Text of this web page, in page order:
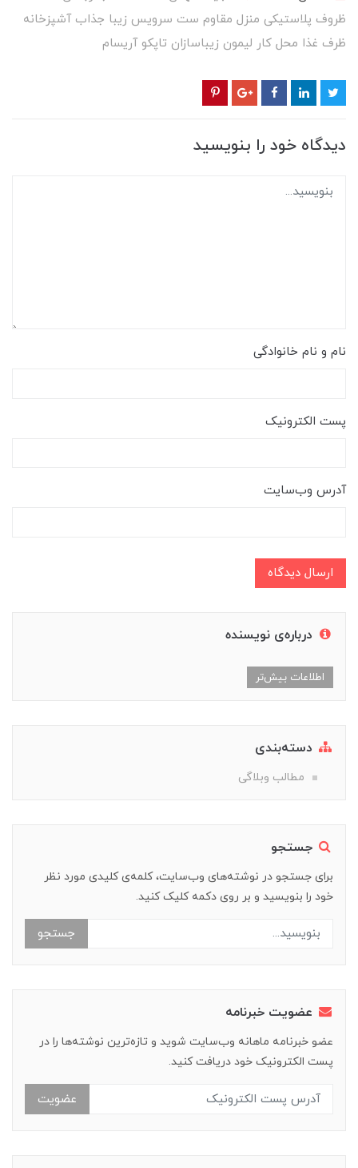
ظروف پلاستیکی منزل مقاوم ست سرویس زیبا جذاب آشپزخانه
ظرف غذا محل کار لیمون زیباسازان تاپکو آریسام
دیدگاه خود را بنویسید
نام و نام خانوادگی
پست الکترونیک
آدرس وب‌سایت
ارسال دیدگاه
درباره‌ی نویسنده
اطلاعات بیش‌تر
دسته‌بندی
مطالب وبلاگی
جستجو
برای جستجو در نوشته‌های وب‌سایت، کلمه‌ی کلیدی مورد نظر
خود را بنویسید و بر روی دکمه کلیک کنید.
جستجو
عضویت خبرنامه
عضو خبرنامه ماهانه وب‌سایت شوید و تازه‌ترین نوشته‌ها را در
پست الکترونیک خود دریافت کنید.
عضویت